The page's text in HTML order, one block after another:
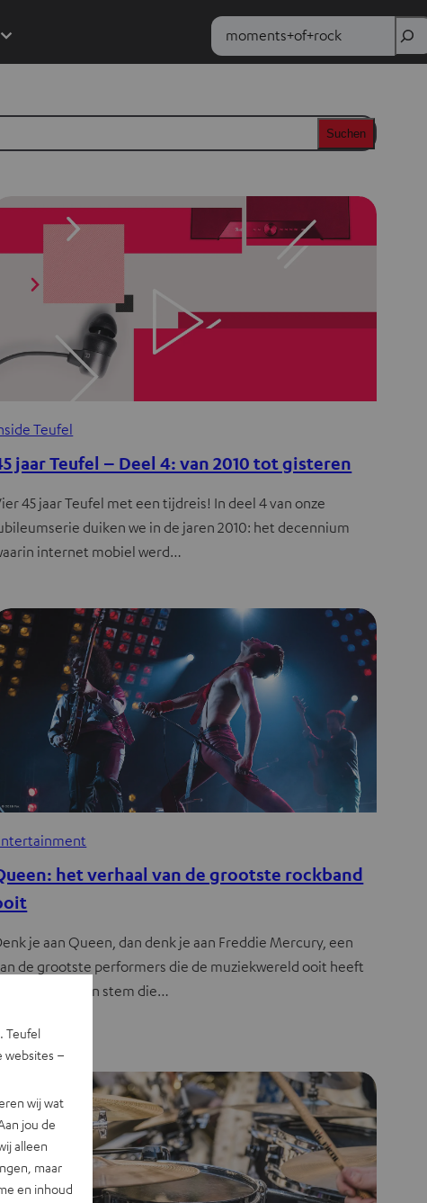
Zoek
Suchen
Teufel
jaar Teufel – Deel 4: van 2010 tot gisteren
45 jaar Teufel met een tijdreis! In deel 4 van onze
duiken we in de jaren 2010: het decennium
internet mobiel werd…
het verhaal van de grootste rockband
je aan Queen, dan denk je aan Freddie Mercury, een
de grootste performers die de muziekwereld ooit heeft
gekend. Met een stem die…
Teufel
websites –
wij wat
jou de
alleen
maar
en inhoud